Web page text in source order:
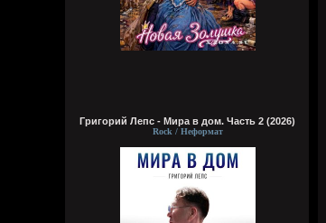
Григорий Лепс - Мира в дом. Часть 2 (2026)
Rock / Неформат